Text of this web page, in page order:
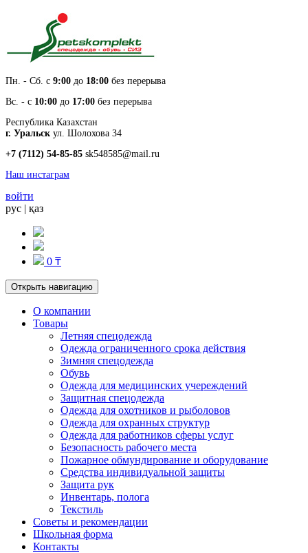
Пн. - Cб. с 9:00 до 18:00 без перерыва
Вс. - с 10:00 до 17:00 без перерыва
Республика Казахстан
г. Уральск ул. Шолохова 34
+7 (7112) 54-85-85 sk548585@mail.ru
Наш инстаграм
войти
рус | қаз
0 ₸
Открыть навигацию
О компании
Товары
Летняя спецодежда
Одежда ограниченного срока действия
Зимняя спецодежда
Обувь
Одежда для медицинских учереждений
Защитная спецодежда
Одежда для охотников и рыболовов
Одежда для охранных структур
Одежда для работников сферы услуг
Безопасность рабочего места
Пожарное обмундирование и оборудование
Средства индивидуальной защиты
Защита рук
Инвентарь, полога
Текстиль
Советы и рекомендации
Школьная форма
Контакты